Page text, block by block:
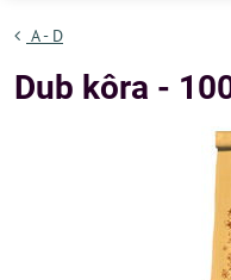
A - D
Dub kôra -